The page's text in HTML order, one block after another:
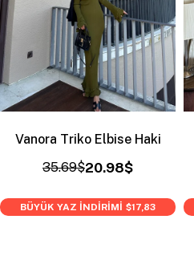
Vanora Triko Elbise Haki
20.98$
35.69$
BÜYÜK YAZ İNDİRİMİ $17,83